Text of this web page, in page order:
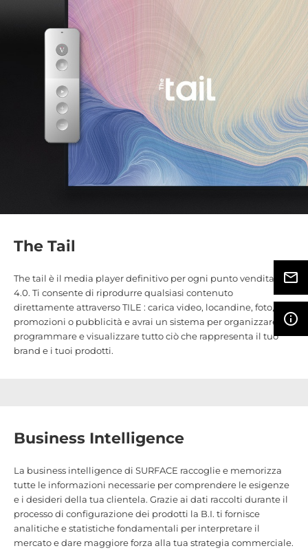
mail_outline
info_outline
The Tail
The tail è il media player definitivo per ogni punto vendita
4.0. Ti consente di riprodurre qualsiasi contenuto
direttamente attraverso TILE : carica video, locandine, foto,
promozioni o pubblicità e avrai un sistema per organizzare,
programmare e visualizzare tutto ciò che rappresenta il tuo
brand e i tuoi prodotti.
Business Intelligence
La business intelligence di SURFACE raccoglie e memorizza
tutte le informazioni necessarie per comprendere le esigenze
e i desideri della tua clientela. Grazie ai dati raccolti durante il
processo di configurazione dei prodotti la B.I. ti fornisce
analitiche e statistiche fondamentali per interpretare il
mercato e dare maggiore forza alla tua strategia commerciale.